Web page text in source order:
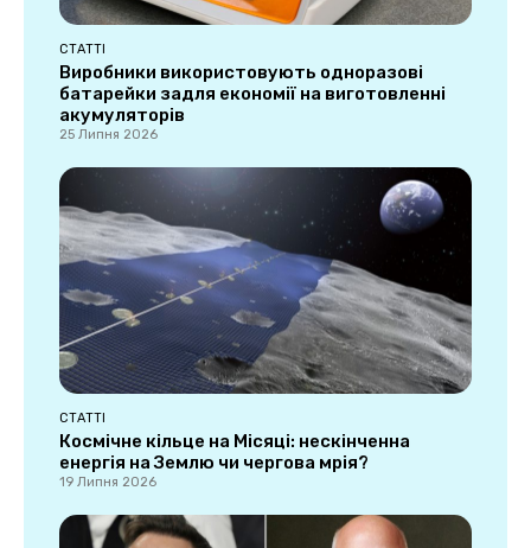
СТАТТІ
Виробники використовують одноразові
батарейки задля економії на виготовленні
акумуляторів
25 Липня 2026
СТАТТІ
Космічне кільце на Місяці: нескінченна
енергія на Землю чи чергова мрія?
19 Липня 2026